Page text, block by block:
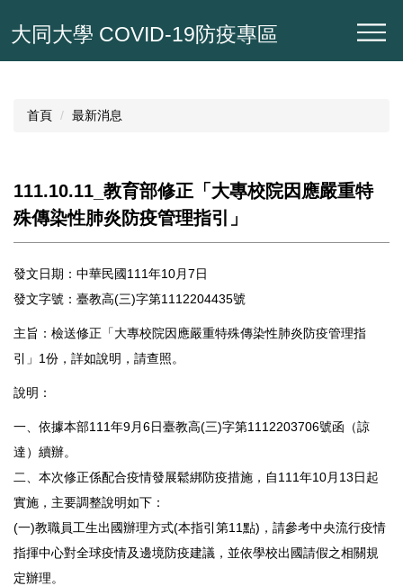
到
大同大學 COVID-19防疫專區
首頁 最新消息
111.10.11_教育部修正「大專校院因應嚴重特
殊傳染性肺炎防疫管理指引」
發文日期：中華民國111年10月7日
發文字號：臺教高(三)字第1112204435號
主旨：檢送修正「大專校院因應嚴重特殊傳染性肺炎防疫管理指
引」1份，詳如說明，請查照。
說明：
一、依據本部111年9月6日臺教高(三)字第1112203706號函（諒
達）續辦。
二、本次修正係配合疫情發展鬆綁防疫措施，自111年10月13日起
實施，主要調整說明如下：
(一)教職員工生出國辦理方式(本指引第11點)，請參考中央流行疫情
指揮中心對全球疫情及邊境防疫建議，並依學校出國請假之相關規
定辦理。